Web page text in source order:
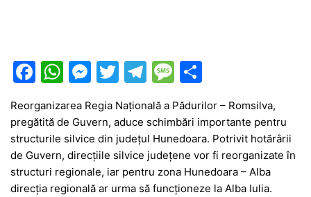
F
c
e
b
o
W
at
s
A
p
M
s
s
e
n
T
w
itt
er
T
e
gr
a
m
M
s
s
a
g
ar
ta
je
a
z
Reorganizarea Regia Națională a Pădurilor – Romsilva,
pregătită de Guvern, aduce schimbări importante pentru
structurile silvice din județul Hunedoara. Potrivit hotărârii
de Guvern, direcțiile silvice județene vor fi reorganizate în
structuri regionale, iar pentru zona Hunedoara – Alba
direcția regională ar urma să funcționeze la Alba Iulia.